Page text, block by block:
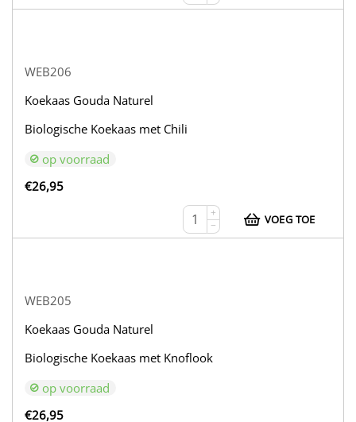
WEB206
Koekaas Gouda Naturel
Biologische Koekaas met Chili
op voorraad
€26,95
+
−
VOEG TOE
WEB205
Koekaas Gouda Naturel
Biologische Koekaas met Knoflook
op voorraad
€26,95